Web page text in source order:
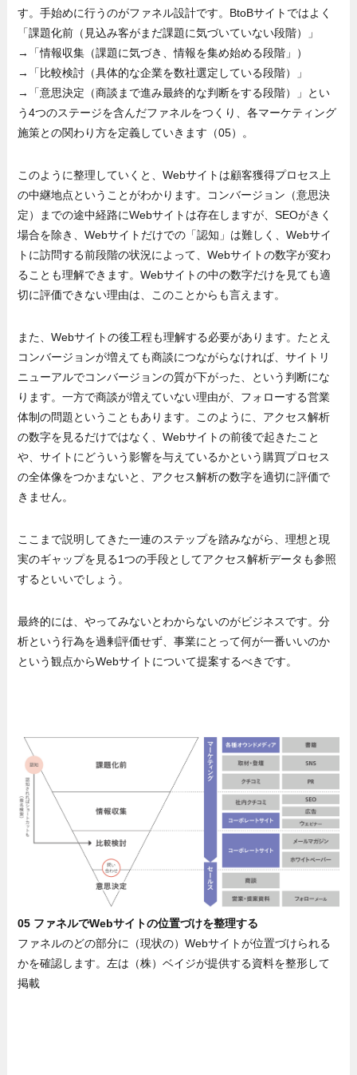
す。手始めに行うのがファネル設計です。BtoBサイトではよく
「課題化前（見込み客がまだ課題に気づいていない段階）」
→「情報収集（課題に気づき、情報を集め始める段階」）
→「比較検討（具体的な企業を数社選定している段階）」
→「意思決定（商談まで進み最終的な判断をする段階）」とい
う4つのステージを含んだファネルをつくり、各マーケティング
施策との関わり方を定義していきます（05）。
このように整理していくと、Webサイトは顧客獲得プロセス上
の中継地点ということがわかります。コンバージョン（意思決
定）までの途中経路にWebサイトは存在しますが、SEOがきく
場合を除き、Webサイトだけでの「認知」は難しく、Webサイ
トに訪問する前段階の状況によって、Webサイトの数字が変わ
ることも理解できます。Webサイトの中の数字だけを見ても適
切に評価できない理由は、このことからも言えます。
また、Webサイトの後工程も理解する必要があります。たとえ
コンバージョンが増えても商談につながらなければ、サイトリ
ニューアルでコンバージョンの質が下がった、という判断にな
ります。一方で商談が増えていない理由が、フォローする営業
体制の問題ということもあります。このように、アクセス解析
の数字を見るだけではなく、Webサイトの前後で起きたこと
や、サイトにどういう影響を与えているかという購買プロセス
の全体像をつかまないと、アクセス解析の数字を適切に評価で
きません。
ここまで説明してきた一連のステップを踏みながら、理想と現
実のギャップを見る1つの手段としてアクセス解析データも参照
するといいでしょう。
最終的には、やってみないとわからないのがビジネスです。分
析という行為を過剰評価せず、事業にとって何が一番いいのか
という観点からWebサイトについて提案するべきです。
05 ファネルでWebサイトの位置づけを整理する
ファネルのどの部分に（現状の）Webサイトが位置づけられる
かを確認します。左は（株）ベイジが提供する資料を整形して
掲載